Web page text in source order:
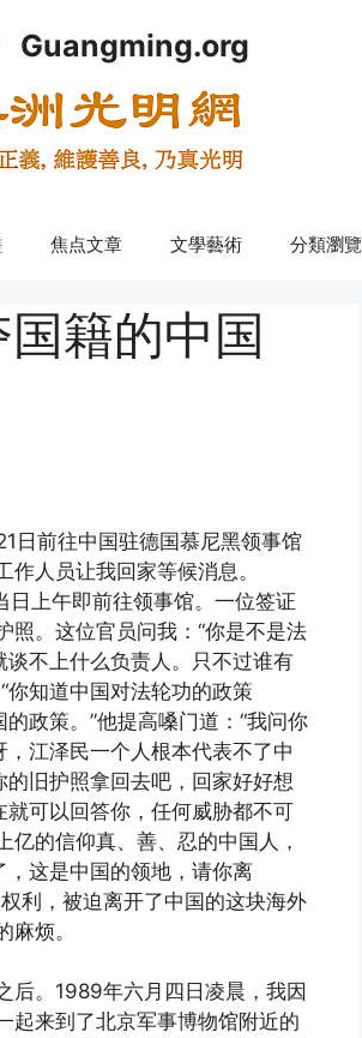
Guangming.org
焦点文章 文學藝術 分類瀏覽
籍的中国
日前往中国驻德国慕尼黑领事馆
人员让我回家等候消息。
上午即前往领事馆。一位签证
照。这位官员问我：“你是不是法
谈不上什么负责人。只不过谁有
你知道中国对法轮功的政策
政策。”他提高嗓门道：“我问你
江泽民一个人根本代表不了中
旧护照拿回去吧，回家好好想
就可以回答你，任何威胁都不可
的信仰真、善、忍的中国人，
，这是中国的领地，请你离
利，被迫离开了中国的这块海外
烦。
后。1989年六月四日凌晨，我因
起来到了北京军事博物馆附近的